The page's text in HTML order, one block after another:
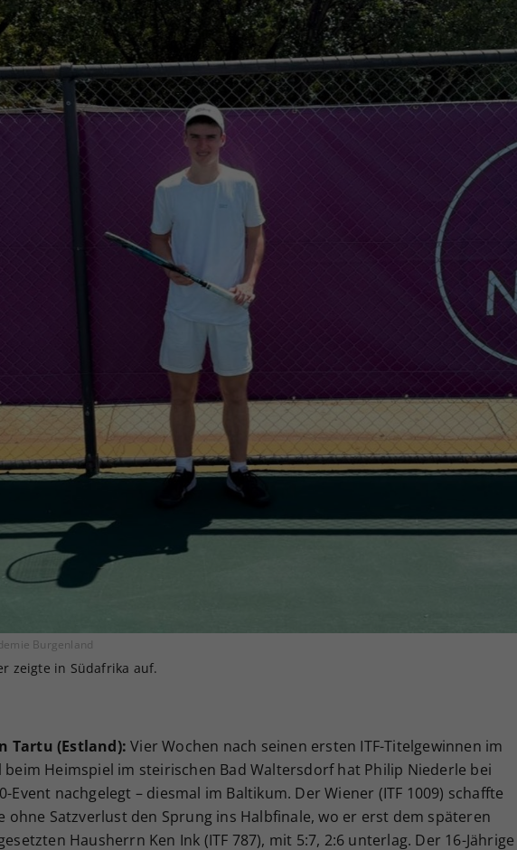
Burgenland
zeigte in Südafrika auf.
Tartu (Estland): Vier Wochen nach seinen ersten ITF-Titelgewinnen im
beim Heimspiel im steirischen Bad Waltersdorf hat Philip Niederle bei
Event nachgelegt – diesmal im Baltikum. Der Wiener (ITF 1009) schaffte
ohne Satzverlust den Sprung ins Halbfinale, wo er erst dem späteren
Hausherrn Ken Ink (ITF 787), mit 5:7, 2:6 unterlag. Der 16-Jährige